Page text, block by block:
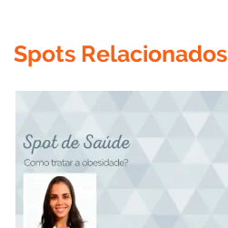
Spots Relacionados